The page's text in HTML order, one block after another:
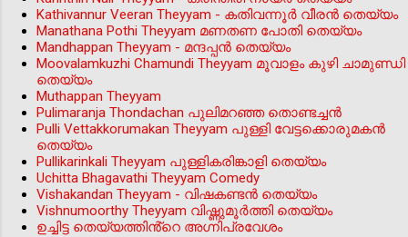
Kathivannur Veeran Theyyam - കതിവന്നൂര്‍ വീരന്‍ തെയ്യം
Manathana Pothi Theyyam മണതണ പോതി തെയ്യം
Mandhappan Theyyam - മന്ദപ്പന്‍ തെയ്യം
Moovalamkuzhi Chamundi Theyyam മൂവാളം കുഴി ചാമുണ്ഡി
തെയ്യം
Muthappan Theyyam
Pulimaranja Thondachan പുലിമറഞ്ഞ തൊണ്ടച്ചൻ
Pulli Vettakkorumakan Theyyam പുള്ളി വേട്ടക്കൊരുമകൻ
തെയ്യം
Pullikarinkali Theyyam പുള്ളികരിങ്കാളി തെയ്യം
Uchitta Bhagavathi Theyyam Comedy
Vishakandan Theyyam - വിഷകണ്ടൻ തെയ്യം
Vishnumoorthy Theyyam വിഷ്ണുമൂർത്തി തെയ്യം
ഉച്ചിട്ട തെയ്യത്തിൻ്റെ അഗ്നിപ്രവേശം